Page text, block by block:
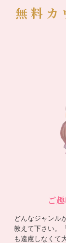
無料カ
ご
どんなジャンル
教えて下さい。
も遠慮しなくて